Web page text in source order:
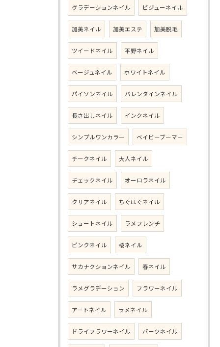
グラデーションネイル ビジューネイル
加美ネイル 加美エステ 加美脱毛
ツイードネイル 平野ネイル
ベージュネイル ホワイトネイル
パイソンネイル バレンタインネイル
長さ出しネイル インクネイル
シンプルワンカラー ベイビーブーマー
チークネイル 大人ネイル
チェックネイル オーロラネイル
クリアネイル ちぐはぐネイル
ショートネイル ラメフレンチ
ピンクネイル 桜ネイル
サカナクションネイル 春ネイル
ラメグラデーション フラワーネイル
アートネイル ラメネイル
ドライフラワーネイル パーツネイル